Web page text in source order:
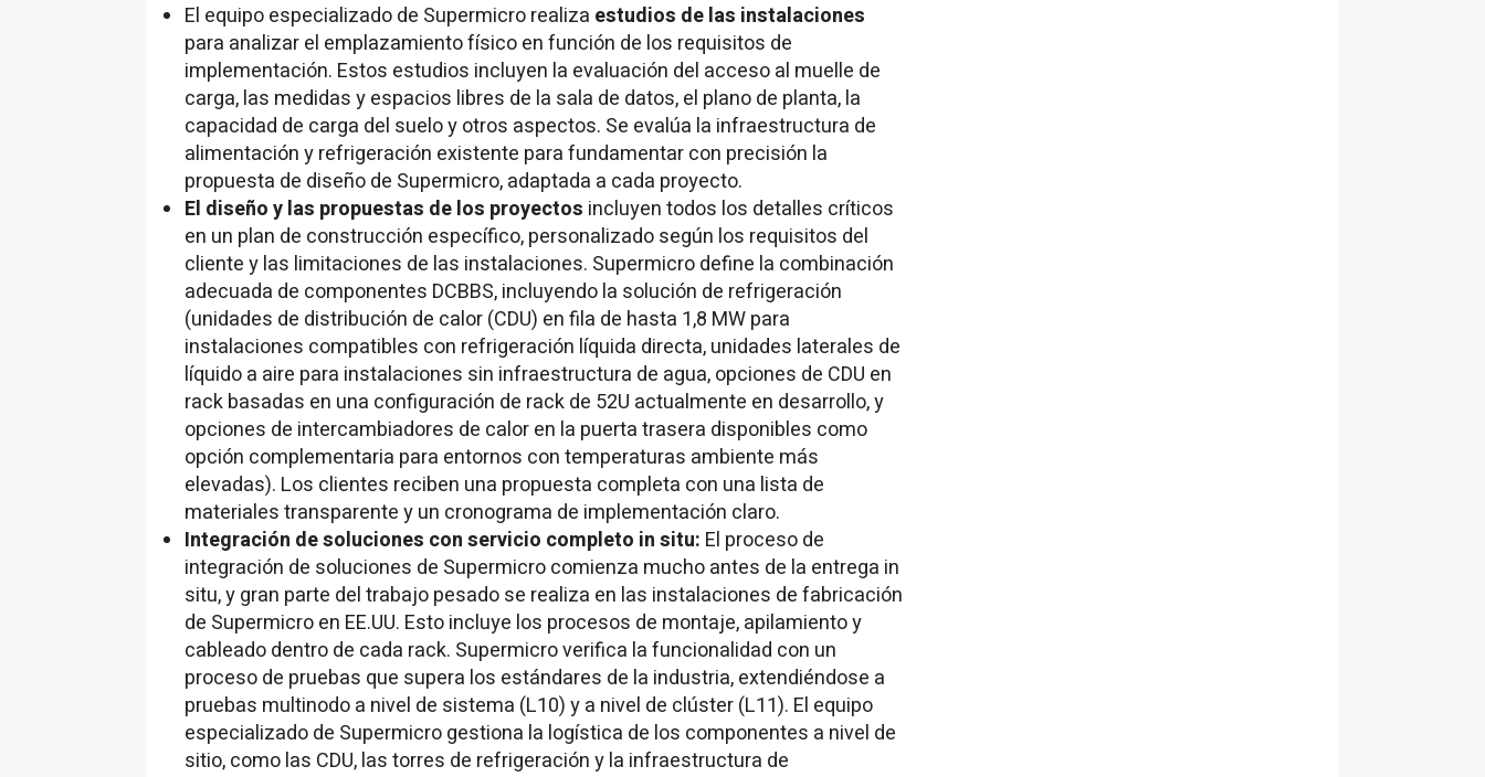
El equipo especializado de Supermicro realiza estudios de las instalaciones
para analizar el emplazamiento físico en función de los requisitos de
implementación. Estos estudios incluyen la evaluación del acceso al muelle de
carga, las medidas y espacios libres de la sala de datos, el plano de planta, la
capacidad de carga del suelo y otros aspectos. Se evalúa la infraestructura de
alimentación y refrigeración existente para fundamentar con precisión la
propuesta de diseño de Supermicro, adaptada a cada proyecto.
El diseño y las propuestas de los proyectos incluyen todos los detalles críticos
en un plan de construcción específico, personalizado según los requisitos del
cliente y las limitaciones de las instalaciones. Supermicro define la combinación
adecuada de componentes DCBBS, incluyendo la solución de refrigeración
(unidades de distribución de calor (CDU) en fila de hasta 1,8 MW para
instalaciones compatibles con refrigeración líquida directa, unidades laterales de
líquido a aire para instalaciones sin infraestructura de agua, opciones de CDU en
rack basadas en una configuración de rack de 52U actualmente en desarrollo, y
opciones de intercambiadores de calor en la puerta trasera disponibles como
opción complementaria para entornos con temperaturas ambiente más
elevadas). Los clientes reciben una propuesta completa con una lista de
materiales transparente y un cronograma de implementación claro.
Integración de soluciones con servicio completo in situ: El proceso de
integración de soluciones de Supermicro comienza mucho antes de la entrega in
situ, y gran parte del trabajo pesado se realiza en las instalaciones de fabricación
de Supermicro en EE.UU. Esto incluye los procesos de montaje, apilamiento y
cableado dentro de cada rack. Supermicro verifica la funcionalidad con un
proceso de pruebas que supera los estándares de la industria, extendiéndose a
pruebas multinodo a nivel de sistema (L10) y a nivel de clúster (L11). El equipo
especializado de Supermicro gestiona la logística de los componentes a nivel de
sitio, como las CDU, las torres de refrigeración y la infraestructura de